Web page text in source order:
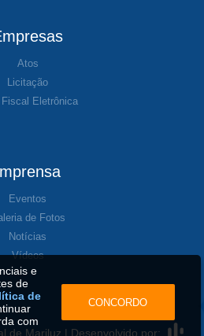
Atos
Licitação
Fiscal Eletrônica
Eventos
de Fotos
Notícias
Vídeos
de Mariluz | Desenvolvido por:
e
de
de
com
CONCORDO